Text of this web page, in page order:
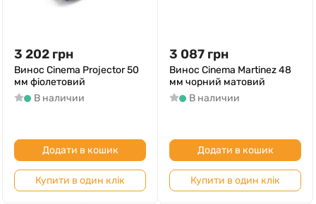
3 202 грн
Винос Cinema Projector 50
мм фіолетовий
В наличии
Додати в кошик
Купити в один клік
3 087 грн
Винос Cinema Martinez 48
мм чорний матовий
В наличии
Додати в кошик
Купити в один клік